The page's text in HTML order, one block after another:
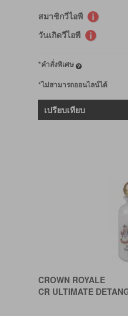
สมาชิกวีไอพี
วันเกิดวีไอพี
*คำสั่งพิเศษ
*ไม่สามารถออนไลน์ได้
เปรียบเทียบ
CROWN ROYALE
CR ULTIMATE